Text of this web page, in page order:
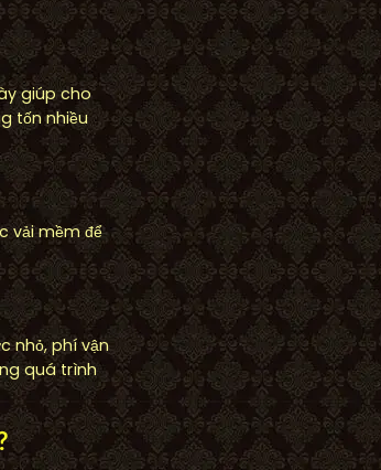
giúp cho
tốn nhiều
vải mềm để
nhỏ, phí vận
quá trình